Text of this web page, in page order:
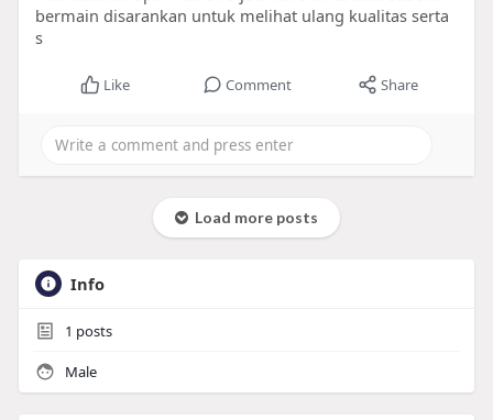
bermain disarankan untuk melihat ulang kualitas serta
s
Like Comment Share
Load more posts
Info
1 posts
Male